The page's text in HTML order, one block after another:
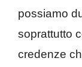
possiamo
soprattutto
credenze